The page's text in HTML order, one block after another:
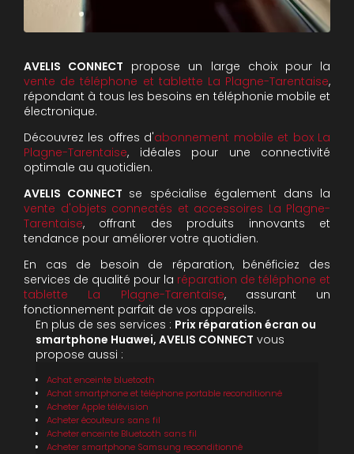
AVELIS CONNECT propose un large choix pour la
vente de téléphone et tablette La Plagne-Tarentaise,
répondant à tous les besoins en téléphonie mobile et
électronique.
Découvrez les offres d'abonnement mobile et box La
Plagne-Tarentaise, idéales pour une connectivité
optimale au quotidien.
AVELIS CONNECT se spécialise également dans la
vente d'objets connectés et accessoires La Plagne-
Tarentaise, offrant des produits innovants et
tendance pour améliorer votre quotidien.
En cas de besoin de réparation, bénéficiez des
services de qualité pour la réparation de téléphone et
tablette La Plagne-Tarentaise, assurant un
fonctionnement parfait de vos appareils.
En plus de ses services : Prix réparation écran ou
smartphone Huawei, AVELIS CONNECT vous
propose aussi :
Achat enceinte bluetooth
Achat smartphone et téléphone portable reconditionné
Acheter Apple télévision
Acheter écouteurs sans fil
Acheter enceinte Bluetooth sans fil
Acheter smartphone Samsung reconditionné